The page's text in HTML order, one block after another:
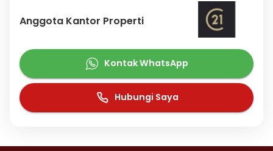
Anggota Kantor Properti
Kontak WhatsApp
Hubungi Saya